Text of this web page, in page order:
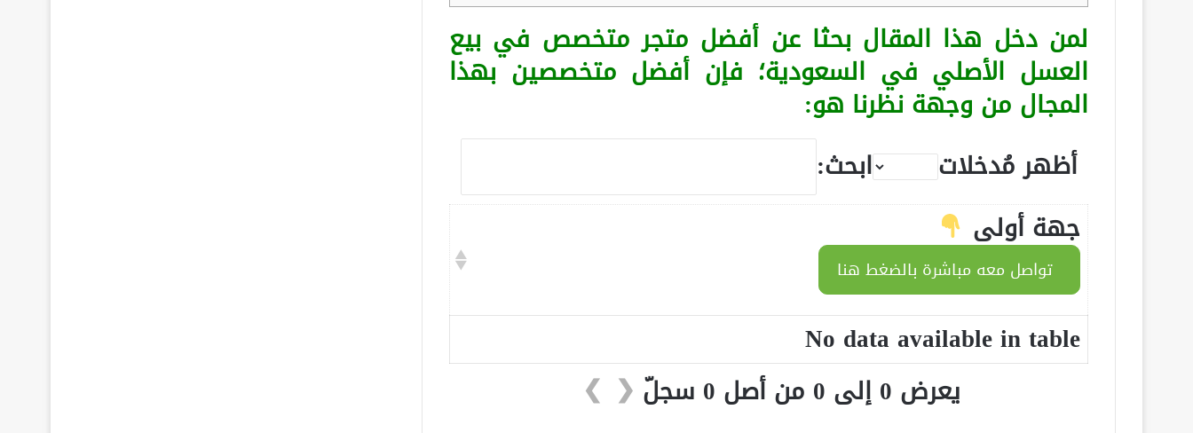
لمن دخل هذا المقال بحثا عن أفضل متجر متخصص في بيع
العسل الأصلي في السعودية؛ فإن أفضل متخصصين بهذا
المجال من وجهة نظرنا هو:
أظهر مُدخلات
ابحث:
جهة أولى
تواصل معه مباشرة بالضغط هنا
No data available in table
يعرض 0 إلى 0 من أصل 0 سجلّ
❮
❯